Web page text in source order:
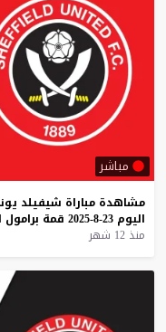
مباشر
مشاهدة مباراة شيفيلد
اليوم 23-8-2025 قمة برامول
منذ 12 شهر